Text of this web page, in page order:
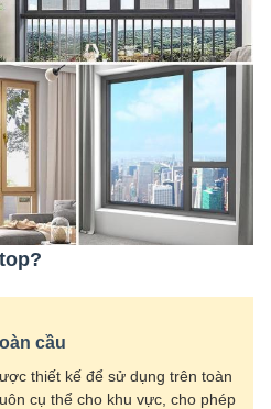
cầu
thiết kế để sử dụng trên toàn
cụ thể cho khu vực, cho phép